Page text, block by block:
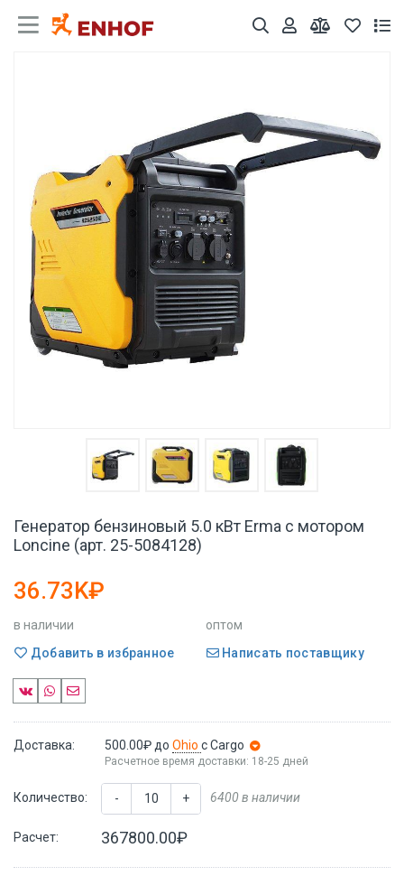
Генератор бензиновый 5.0 кВт Erma с мотором
Loncine (арт. 25-5084128)
36.73K₽
в наличии
оптом
Добавить в избранное
Написать поставщику
Доставка: 500.00₽ до Ohio с Cargo
Расчетное время доставки: 18-25 дней
Количество: - + 6400 в наличии
Расчет: 367800.00₽